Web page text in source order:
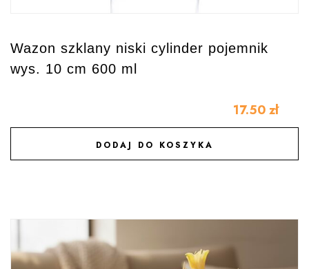
Wazon szklany niski cylinder pojemnik
wys. 10 cm 600 ml
17.50 zł
DODAJ DO KOSZYKA
DODAJ DO ULUBIONYCH